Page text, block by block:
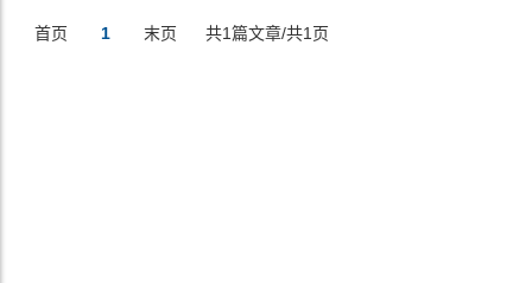
首页 1 末页 共1篇文章/共1页